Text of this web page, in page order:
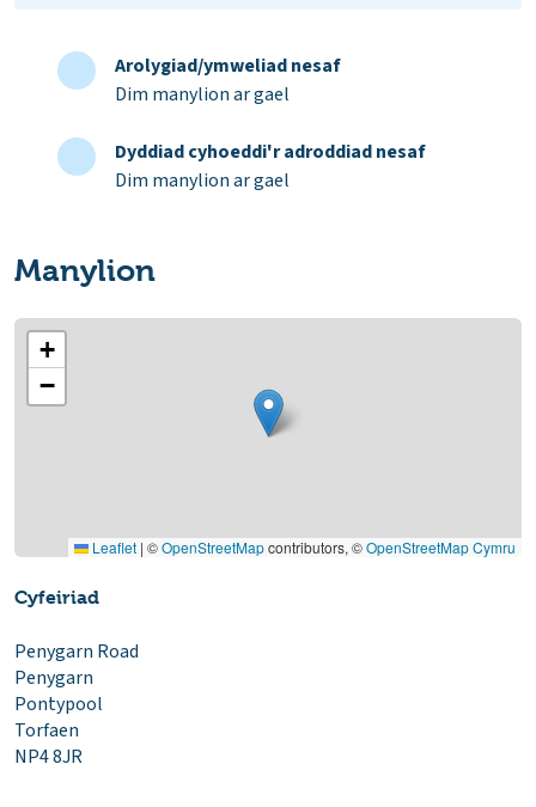
Arolygiad/ymweliad nesaf
Dim manylion ar gael
Dyddiad cyhoeddi'r adroddiad nesaf
Dim manylion ar gael
Manylion
+
−
Leaflet | ©OpenStreetMapcontributors, ©OpenStreetMap Cymru
Cyfeiriad
Penygarn Road
Penygarn
Pontypool
Torfaen
NP4 8JR